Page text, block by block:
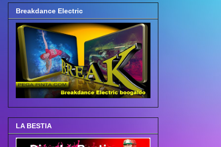
Breakdance Electric
LA BESTIA